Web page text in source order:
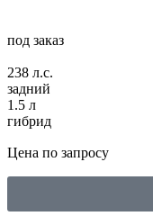
под заказ
238 л.с.
задний
1.5 л
гибрид
Цена по запросу